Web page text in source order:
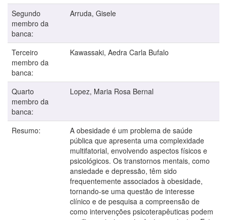
Segundo
membro da
banca:
Arruda, Gisele
Terceiro
membro da
banca:
Kawassaki, Aedra Carla Bufalo
Quarto
membro da
banca:
Lopez, Maria Rosa Bernal
Resumo:
A obesidade é um problema de saúde
pública que apresenta uma complexidade
multifatorial, envolvendo aspectos físicos e
psicológicos. Os transtornos mentais, como
ansiedade e depressão, têm sido
frequentemente associados à obesidade,
tornando-se uma questão de interesse
clínico e de pesquisa a compreensão de
como intervenções psicoterapêuticas podem